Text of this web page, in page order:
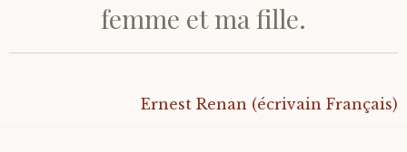
Moment présent
femme et ma fille.
Ernest Renan (écrivain Français)